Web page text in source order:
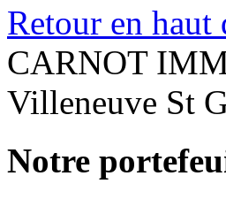
Retour en haut
CARNOT
Villeneuve St
Notre